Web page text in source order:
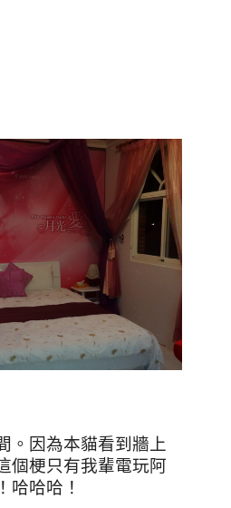
。因為本貓看到牆上
個梗只有我輩電玩阿
哈哈哈！